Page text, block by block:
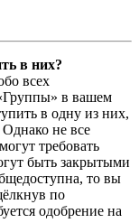
в них?
всех
в вашем
в одну из них,
не все
требовать
быть закрытыми
то вы
по
одобрение на